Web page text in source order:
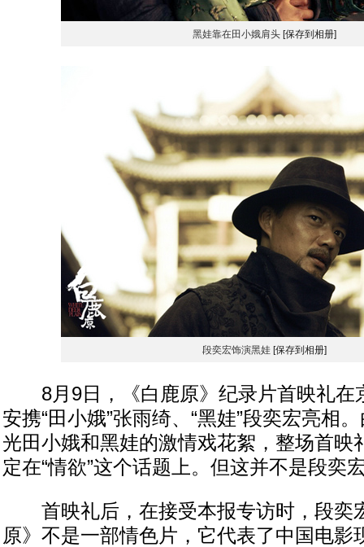
黑娃靠在田小娥肩头 [保存到相册]
段奕宏饰演黑娃 [保存到相册]
8月9日，《白鹿原》纪录片首映礼在
安携“田小娥”张雨绮、“黑娃”段奕宏亮相
光田小娥和黑娃的激情戏花絮，整场首映
定在“情欲”这个话题上。但这并不是段奕
首映礼后，在接受本报专访时，段奕
原》不是一部情色片，它代表了中国电影